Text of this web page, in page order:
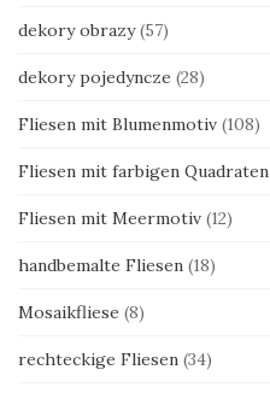
dekory obrazy (57)
dekory pojedyncze (28)
Fliesen mit Blumenmotiv (108)
Fliesen mit farbigen Quadraten
Fliesen mit Meermotiv (12)
handbemalte Fliesen (18)
Mosaikfliese (8)
rechteckige Fliesen (34)